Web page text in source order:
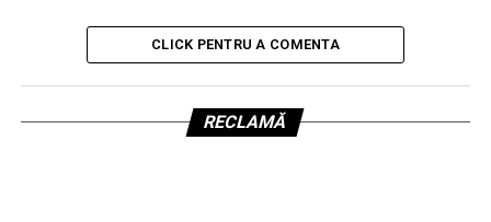
CLICK PENTRU A COMENTA
RECLAMĂ